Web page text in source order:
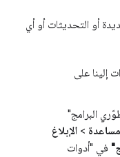
أو التحديثات أو أي
إلينا على
البرامج"
مساعدة > الإبلاغ
في "أدوات